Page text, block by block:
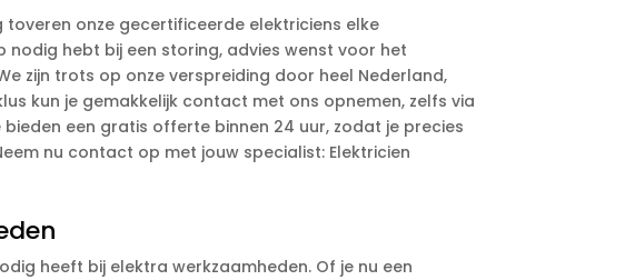
toveren onze gecertificeerde elektriciens elke
hebt bij een storing, advies wenst voor het
zijn trots op onze verspreiding door heel Nederland,
kun je gemakkelijk contact met ons opnemen, zelfs via
een gratis offerte binnen 24 uur, zodat je precies
nu contact op met jouw specialist: Elektricien
heeft bij elektra werkzaamheden. Of je nu een